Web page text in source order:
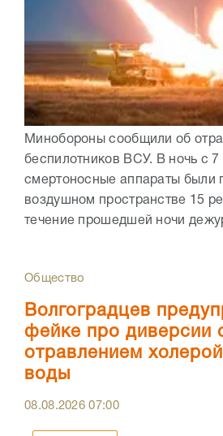
Минобороны сообщили об
беспилотников ВСУ. В ночь с 7
смертоносные аппараты были
воздушном пространстве 15
течение прошедшей ночи
Общество
Волгоградцев
фейке про диверсии
отравлением
воды
08.08.202607:00